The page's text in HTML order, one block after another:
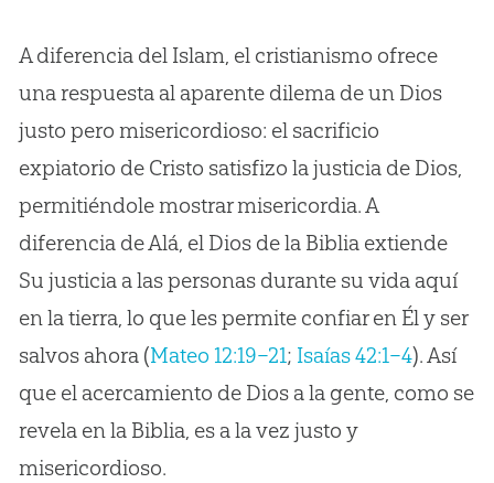
A diferencia del Islam, el cristianismo ofrece
una respuesta al aparente dilema de un Dios
justo pero misericordioso: el sacrificio
expiatorio de Cristo satisfizo la justicia de Dios,
permitiéndole mostrar misericordia. A
diferencia de Alá, el Dios de la Biblia extiende
Su justicia a las personas durante su vida aquí
en la tierra, lo que les permite confiar en Él y ser
salvos ahora (Mateo 12:19–21; Isaías 42:1–4). Así
que el acercamiento de Dios a la gente, como se
revela en la Biblia, es a la vez justo y
misericordioso.